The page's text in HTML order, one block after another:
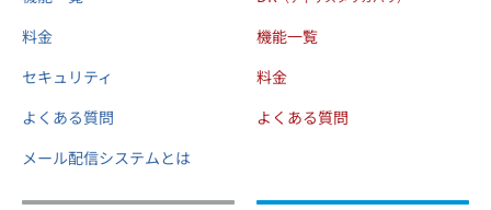
料金
セキュリティ
よくある質問
メール配信システムとは
機能一覧
料金
よくある質問